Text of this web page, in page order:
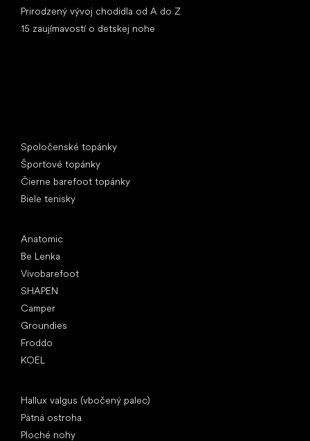
Prirodzený vývoj chodidla od A do Z
15 zaujímavostí o detskej nohe
Spoločenské topánky
Športové topánky
Čierne barefoot topánky
Biele tenisky
Anatomic
Be Lenka
Vivobarefoot
SHAPEN
Camper
Groundies
Froddo
KOEL
Hallux valgus (vbočený palec)
Pätná ostroha
Ploché nohy